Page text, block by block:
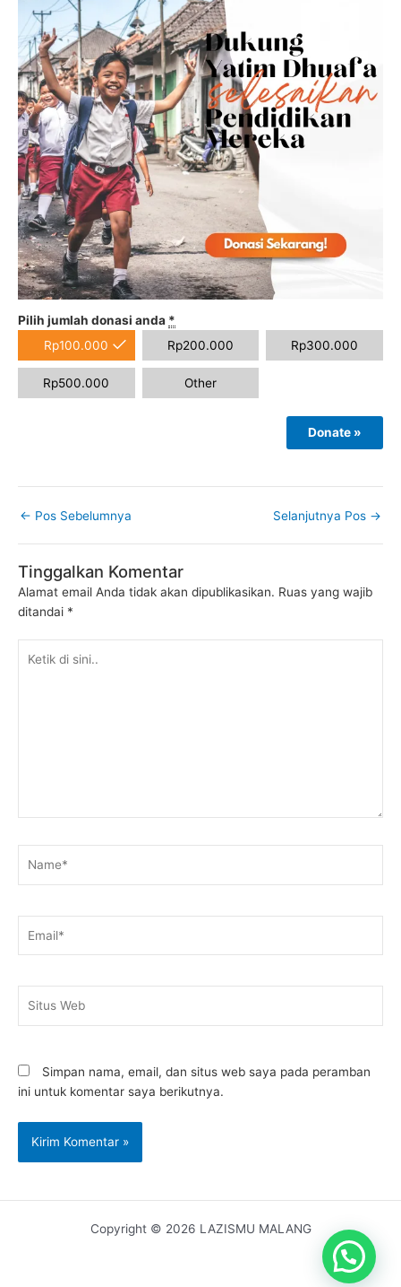
Pilih jumlah donasi anda *
Rp100.000 Rp200.000 Rp300.000
Rp500.000 Other
Donate »
← Pos Sebelumnya Selanjutnya Pos →
Tinggalkan Komentar
Alamat email Anda tidak akan dipublikasikan. Ruas yang wajib
ditandai *
Web
Simpan nama, email, dan situs web saya pada peramban
ini untuk komentar saya berikutnya.
Copyright © 2026 LAZISMU MALANG